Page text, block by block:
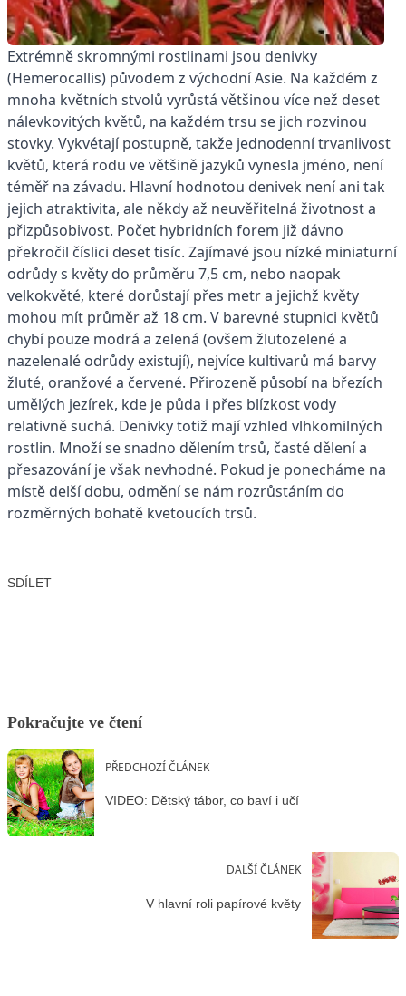
Extrémně skromnými rostlinami jsou denivky
(Hemerocallis) původem z východní Asie. Na každém z
mnoha květních stvolů vyrůstá většinou více než deset
nálevkovitých květů, na každém trsu se jich rozvinou
stovky. Vykvétají postupně, takže jednodenní trvanlivost
květů, která rodu ve většině jazyků vynesla jméno, není
téměř na závadu. Hlavní hodnotou denivek není ani tak
jejich atraktivita, ale někdy až neuvěřitelná životnost a
přizpůsobivost. Počet hybridních forem již dávno
překročil číslici deset tisíc. Zajímavé jsou nízké miniaturní
odrůdy s květy do průměru 7,5 cm, nebo naopak
velkokvěté, které dorůstají přes metr a jejichž květy
mohou mít průměr až 18 cm. V barevné stupnici květů
chybí pouze modrá a zelená (ovšem žlutozelené a
nazelenalé odrůdy existují), nejvíce kultivarů má barvy
žluté, oranžové a červené. Přirozeně působí na březích
umělých jezírek, kde je půda i přes blízkost vody
relativně suchá. Denivky totiž mají vzhled vlhkomilných
rostlin. Množí se snadno dělením trsů, časté dělení a
přesazování je však nevhodné. Pokud je ponecháme na
místě delší dobu, odmění se nám rozrůstáním do
rozměrných bohatě kvetoucích trsů.
SDÍLET
Pokračujte ve čtení
PŘEDCHOZÍ ČLÁNEK
VIDEO: Dětský tábor, co baví i učí
DALŠÍ ČLÁNEK
V hlavní roli papírové květy